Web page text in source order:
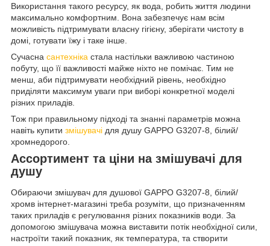
Використання такого ресурсу, як вода, робить життя людини
максимально комфортним. Вона забезпечує нам всім
можливість підтримувати власну гігієну, зберігати чистоту в
домі, готувати їжу і таке інше.
Сучасна сантехніка стала настільки важливою частиною
побуту, що її важливості майже ніхто не помічає. Тим не
менш, аби підтримувати необхідний рівень, необхідно
приділяти максимум уваги при виборі конкретної моделі
різних приладів.
Тож при правильному підході та знанні параметрів можна
навіть купити змішувачі для душу GAPPO G3207-8, білий/
хромнедорого.
Ассортимент та ціни на змішувачі для
душу
Обираючи змішувач для душової GAPPO G3207-8, білий/
хромв інтернет-магазині треба розуміти, що призначенням
таких приладів є регулювання різних показників води. За
допомогою змішувача можна виставити потік необхідної сили,
настроїти такий показник, як температура, та створити